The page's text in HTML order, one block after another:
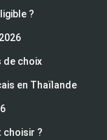
?
de choix
en Thaïlande
choisir ?